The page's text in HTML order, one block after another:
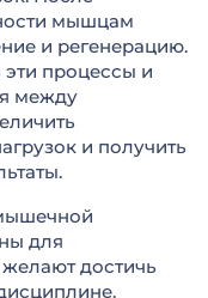
мышцам
и регенерацию.
процессы и
между
и получить
для
достичь